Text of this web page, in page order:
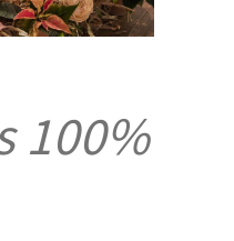
100%